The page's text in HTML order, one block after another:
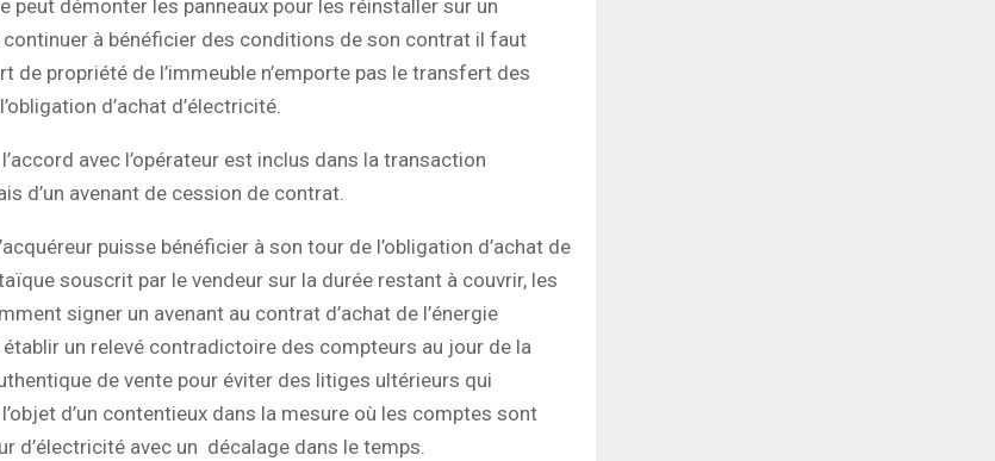
peut démonter les panneaux pour les réinstaller sur un
continuer à bénéficier des conditions de son contrat il faut
de propriété de l’immeuble n’emporte pas le transfert des
d’achat d’électricité.
avec l’opérateur est inclus dans la transaction
d’un avenant de cession de contrat.
puisse bénéficier à son tour de l’obligation d’achat de
souscrit par le vendeur sur la durée restant à couvrir, les
signer un avenant au contrat d’achat de l’énergie
un relevé contradictoire des compteurs au jour de la
de vente pour éviter des litiges ultérieurs qui
d’un contentieux dans la mesure où les comptes sont
d’électricité avec un décalage dans le temps.